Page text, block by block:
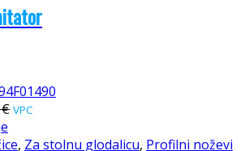
€ VPC
, Za stolnu glodalicu, Profilni noževi